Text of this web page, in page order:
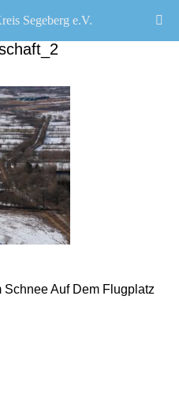
Auf Dem Flugplatz
Segeberg e.V.